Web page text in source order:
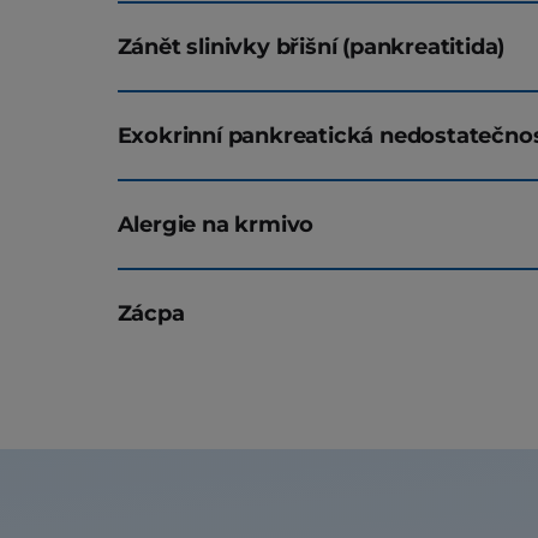
Zánět slinivky břišní (pankreatitida)
Exokrinní pankreatická
Alergie na krmivo
Zácpa